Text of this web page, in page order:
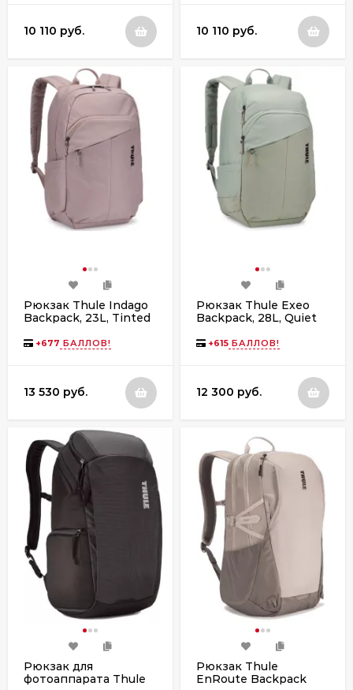
10 110 руб. 10 110 руб.
Рюкзак Thule Indago
Backpack, 23L, Tinted
+677 БАЛЛОВ!
13 530 руб.
Рюкзак Thule Exeo
Backpack, 28L, Quiet
+615 БАЛЛОВ!
12 300 руб.
Рюкзак для
фотоаппарата Thule
Рюкзак Thule
EnRoute Backpack